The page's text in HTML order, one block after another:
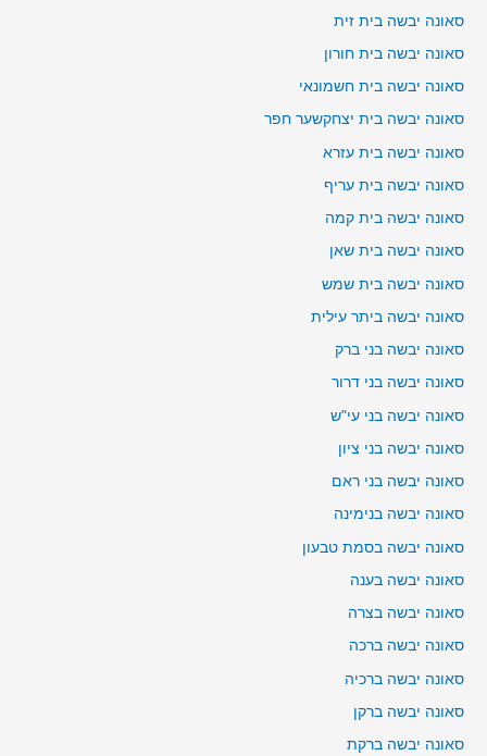
סאונה יבשה בית זית
סאונה יבשה בית חורון
סאונה יבשה בית חשמונאי
סאונה יבשה בית יצחקשער חפר
סאונה יבשה בית עזרא
סאונה יבשה בית עריף
סאונה יבשה בית קמה
סאונה יבשה בית שאן
סאונה יבשה בית שמש
סאונה יבשה ביתר עילית
סאונה יבשה בני ברק
סאונה יבשה בני דרור
סאונה יבשה בני עי"ש
סאונה יבשה בני ציון
סאונה יבשה בני ראם
סאונה יבשה בנימינה
סאונה יבשה בסמת טבעון
סאונה יבשה בענה
סאונה יבשה בצרה
סאונה יבשה ברכה
סאונה יבשה ברכיה
סאונה יבשה ברקן
סאונה יבשה ברקת